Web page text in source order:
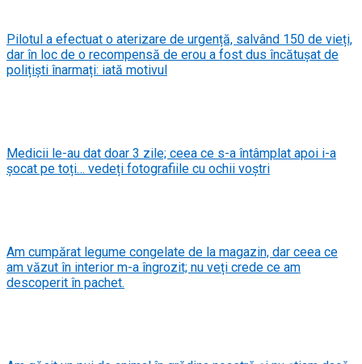
Pilotul a efectuat o aterizare de urgență, salvând 150 de vieți,
dar în loc de o recompensă de erou a fost dus încătușat de
polițiști înarmați: iată motivul
Medicii le-au dat doar 3 zile; ceea ce s-a întâmplat apoi i-a
șocat pe toți… vedeți fotografiile cu ochii voștri
Am cumpărat legume congelate de la magazin, dar ceea ce
am văzut în interior m-a îngrozit; nu veți crede ce am
descoperit în pachet.